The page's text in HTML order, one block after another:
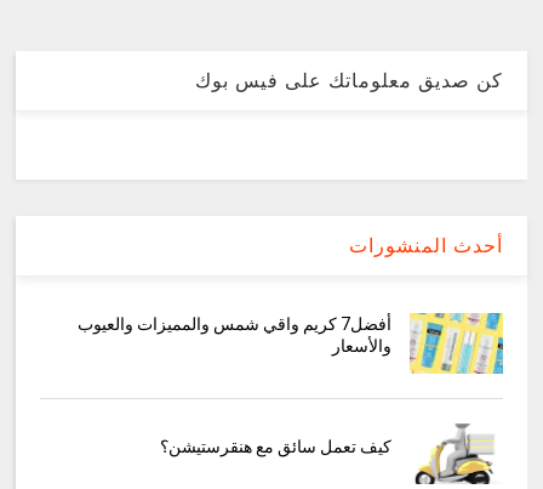
كن صديق معلوماتك على فيس بوك
أحدث المنشورات
أفضل7 كريم واقي شمس والمميزات والعيوب
والأسعار
كيف تعمل سائق مع هنقرستيشن؟